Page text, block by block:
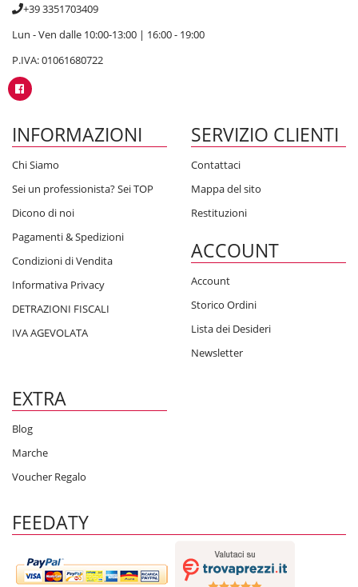
+39 3351703409
Lun - Ven dalle 10:00-13:00 | 16:00 - 19:00
P.IVA: 01061680722
INFORMAZIONI
Chi Siamo
Sei un professionista? Sei TOP
Dicono di noi
Pagamenti & Spedizioni
Condizioni di Vendita
Informativa Privacy
DETRAZIONI FISCALI
IVA AGEVOLATA
SERVIZIO CLIENTI
Contattaci
Mappa del sito
Restituzioni
ACCOUNT
Account
Storico Ordini
Lista dei Desideri
Newsletter
EXTRA
Blog
Marche
Voucher Regalo
FEEDATY